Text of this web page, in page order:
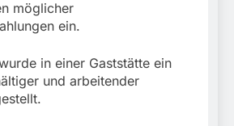
möglicher
ein.
in einer Gaststätte ein
und arbeitender